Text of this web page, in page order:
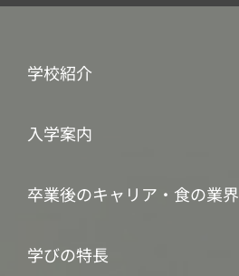
学校紹介
入学案内
卒業後のキャリア・食の業界
学びの特長